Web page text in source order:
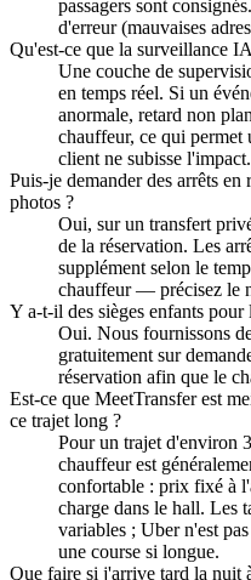
passagers sont
d'erreur (mauvaises
Qu'est-ce que la surveillance
Une couche de
en temps réel. Si un
anormale, retard non
chauffeur, ce qui permet
client ne subisse l'impact.
Puis-je demander des arrêts
photos ?
Oui, sur un transfert
de la réservation. Les
supplément selon le
chauffeur — précisez le
Y a-t-il des sièges enfants
Oui. Nous fournissons
gratuitement sur
réservation afin que le
Est-ce que MeetTransfer est
ce trajet long ?
Pour un trajet d'environ
chauffeur est
confortable : prix fixé à
charge dans le hall. Les
variables ; Uber n'est
une course si longue.
Que faire si j'arrive tard la nuit